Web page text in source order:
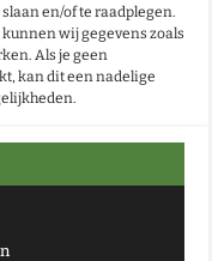
en/of te raadplegen.
wij gegevens zoals
Als je geen
kan dit een nadelige